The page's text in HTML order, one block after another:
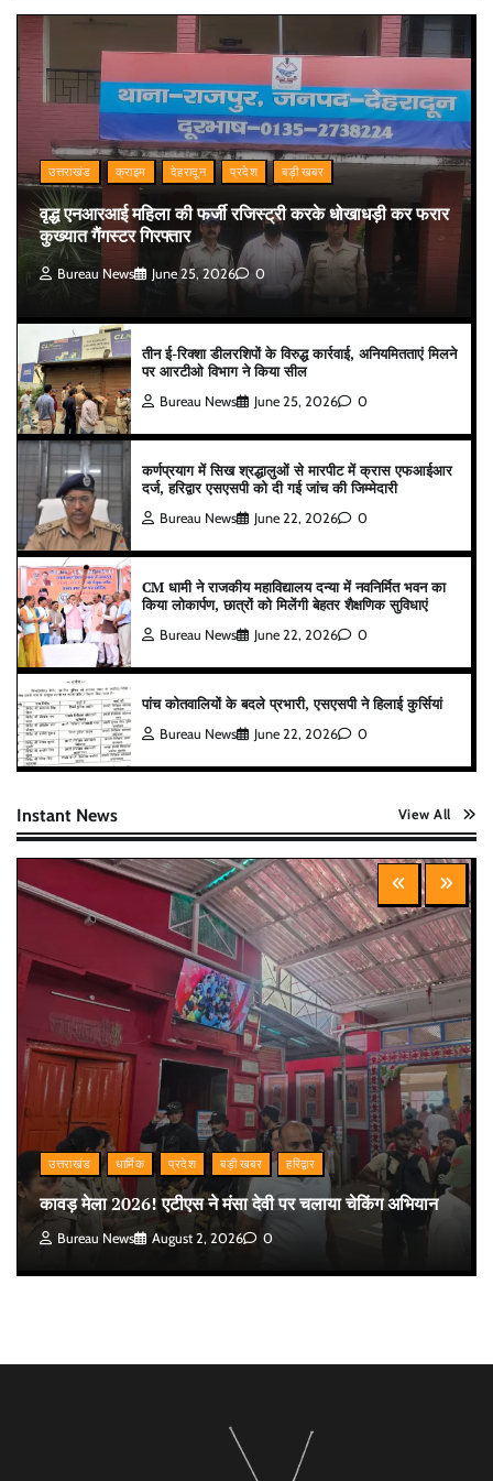
उत्तराखंड क्राइम देहरादून प्रदेश बड़ी खबर
वृद्ध एनआरआई महिला की फर्जी रजिस्ट्री करके धोखाधड़ी कर फरार
कुख्यात गैंगस्टर गिरफ्तार
Bureau News June 25, 2026 0
तीन ई-रिक्शा डीलरशिपों के विरुद्ध कार्रवाई, अनियमितताएं मिलने
पर आरटीओ विभाग ने किया सील
Bureau News June 25, 2026 0
कर्णप्रयाग में सिख श्रद्धालुओं से मारपीट में क्रास एफआईआर
दर्ज, हरिद्वार एसएसपी को दी गई जांच की जिम्मेदारी
Bureau News June 22, 2026 0
CM धामी ने राजकीय महाविद्यालय दन्या में नवनिर्मित भवन का
किया लोकार्पण, छात्रों को मिलेंगी बेहतर शैक्षणिक सुविधाएं
Bureau News June 22, 2026 0
पांच कोतवालियों के बदले प्रभारी, एसएसपी ने हिलाई कुर्सियां
Bureau News June 22, 2026 0
Instant News View All
उत्तराखंड धार्मिक प्रदेश बड़ी खबर हरिद्वार
कावड़ मेला 2026! एटीएस ने मंसा देवी पर चलाया चेकिंग अभियान
Bureau News August 2, 2026 0